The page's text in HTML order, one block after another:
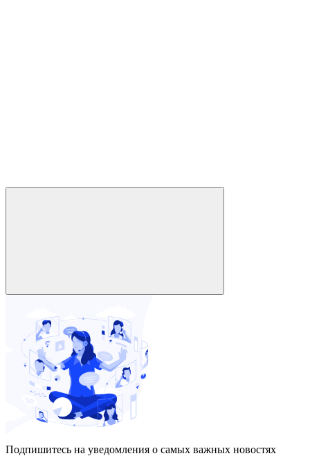
Подпишитесь на уведомления о самых важных новостях